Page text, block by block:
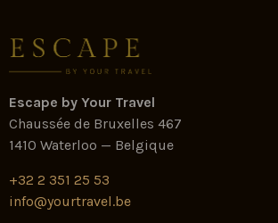
Escape by Your Travel
Chaussée de Bruxelles 467
1410 Waterloo — Belgique
+32 2 351 25 53
info@yourtravel.be